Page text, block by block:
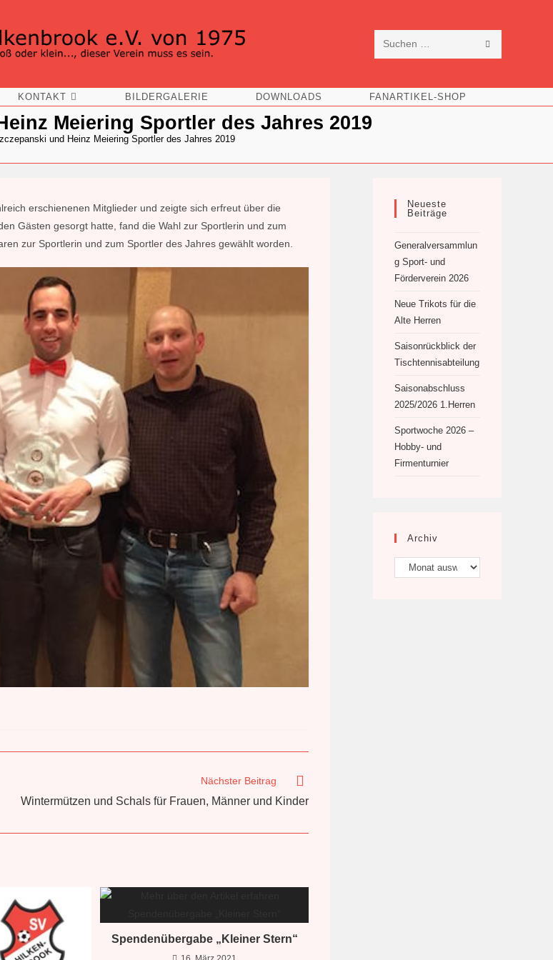
Diese
durchsuchen
KONTAKT BILDERGALERIE DOWNLOADS FANARTIKEL-SHOP
Meiering Sportler des Jahres 2019
und Heinz Meiering Sportler des Jahres 2019
erschienenen Mitglieder und zeigte sich erfreut über die
Gästen gesorgt hatte, fand die Wahl zur Sportlerin und zum
zur Sportlerin und zum Sportler des Jahres gewählt worden.
Nächster Beitrag
Wintermützen und Schals für Frauen, Männer und Kinder
Spendenübergabe „Kleiner Stern“
Neueste
Beiträge
Generalversammlun
g Sport- und
Förderverein 2026
Neue Trikots für die
Alte Herren
Saisonrückblick der
Tischtennisabteilung
Saisonabschluss
2025/2026 1.Herren
Sportwoche 2026 –
Hobby- und
Firmenturnier
Archiv
Archiv